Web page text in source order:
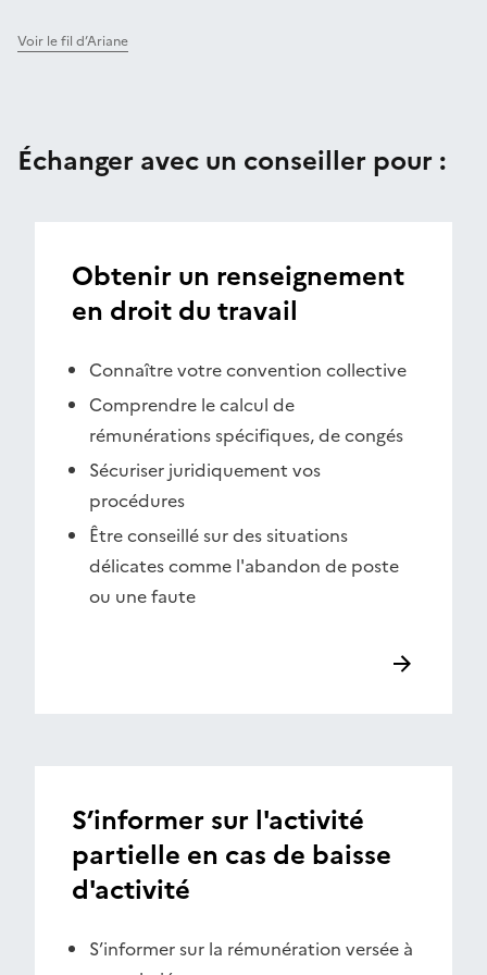
Voir le fil d’Ariane
Échanger avec un conseiller pour :
Obtenir un renseignement
en droit du travail
Connaître votre convention collective
Comprendre le calcul de
rémunérations spécifiques, de congés
Sécuriser juridiquement vos
procédures
Être conseillé sur des situations
délicates comme l'abandon de poste
ou une faute
S’informer sur l'activité
partielle en cas de baisse
d'activité
S’informer sur la rémunération versée à